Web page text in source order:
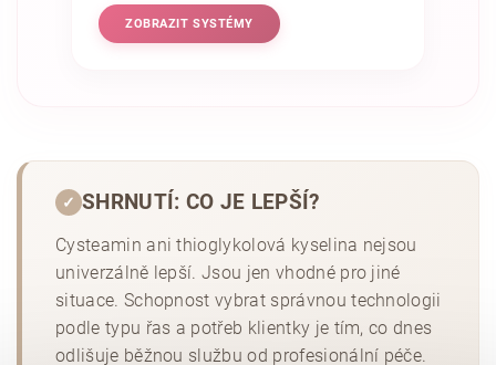
ZOBRAZIT SYSTÉMY
✓ SHRNUTÍ: CO JE LEPŠÍ?
Cysteamin ani thioglykolová kyselina nejsou
univerzálně lepší. Jsou jen vhodné pro jiné
situace. Schopnost vybrat správnou technologii
podle typu řas a potřeb klientky je tím, co dnes
odlišuje běžnou službu od profesionální péče.